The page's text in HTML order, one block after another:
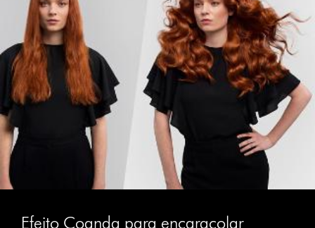
Efeito Coanda para encaracolar